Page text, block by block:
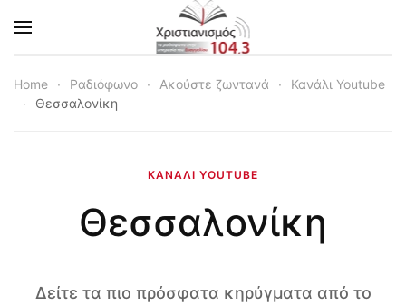
Skip to main content
Home Ραδιόφωνο Ακούστε ζωντανά
Κανάλι Youtube
Θεσσαλονίκη
ΚΑΝΆΛΙ YOUTUBE
Θεσσαλονίκη
Δείτε τα πιο πρόσφατα κηρύγματα από το